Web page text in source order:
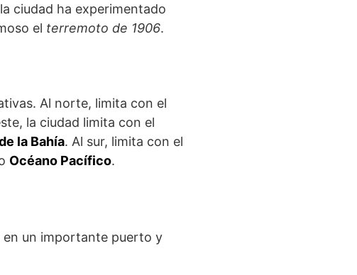
ciudad ha experimentado
el terremoto de 1906.
Al norte, limita con el
la ciudad limita con el
la Bahía. Al sur, limita con el
Océano Pacífico.
en un importante puerto y